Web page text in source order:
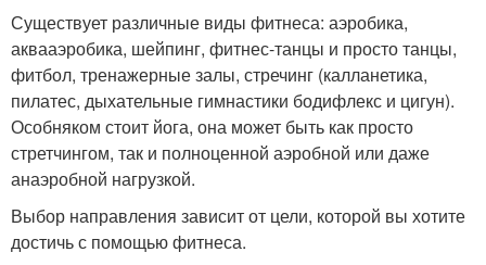
Существует различные виды фитнеса: аэробика,
аквааэробика, шейпинг, фитнес-танцы и просто танцы,
фитбол, тренажерные залы, стречинг (калланетика,
пилатес, дыхательные гимнастики бодифлекс и цигун).
Особняком стоит йога, она может быть как просто
стретчингом, так и полноценной аэробной или даже
анаэробной нагрузкой.
Выбор направления зависит от цели, которой вы хотите
достичь с помощью фитнеса.